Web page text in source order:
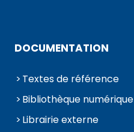
DOCUMENTATION
Textes de référence
Bibliothèque numérique
Librairie externe